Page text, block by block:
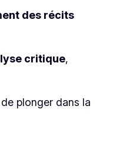
des récits
critique,
plonger dans la